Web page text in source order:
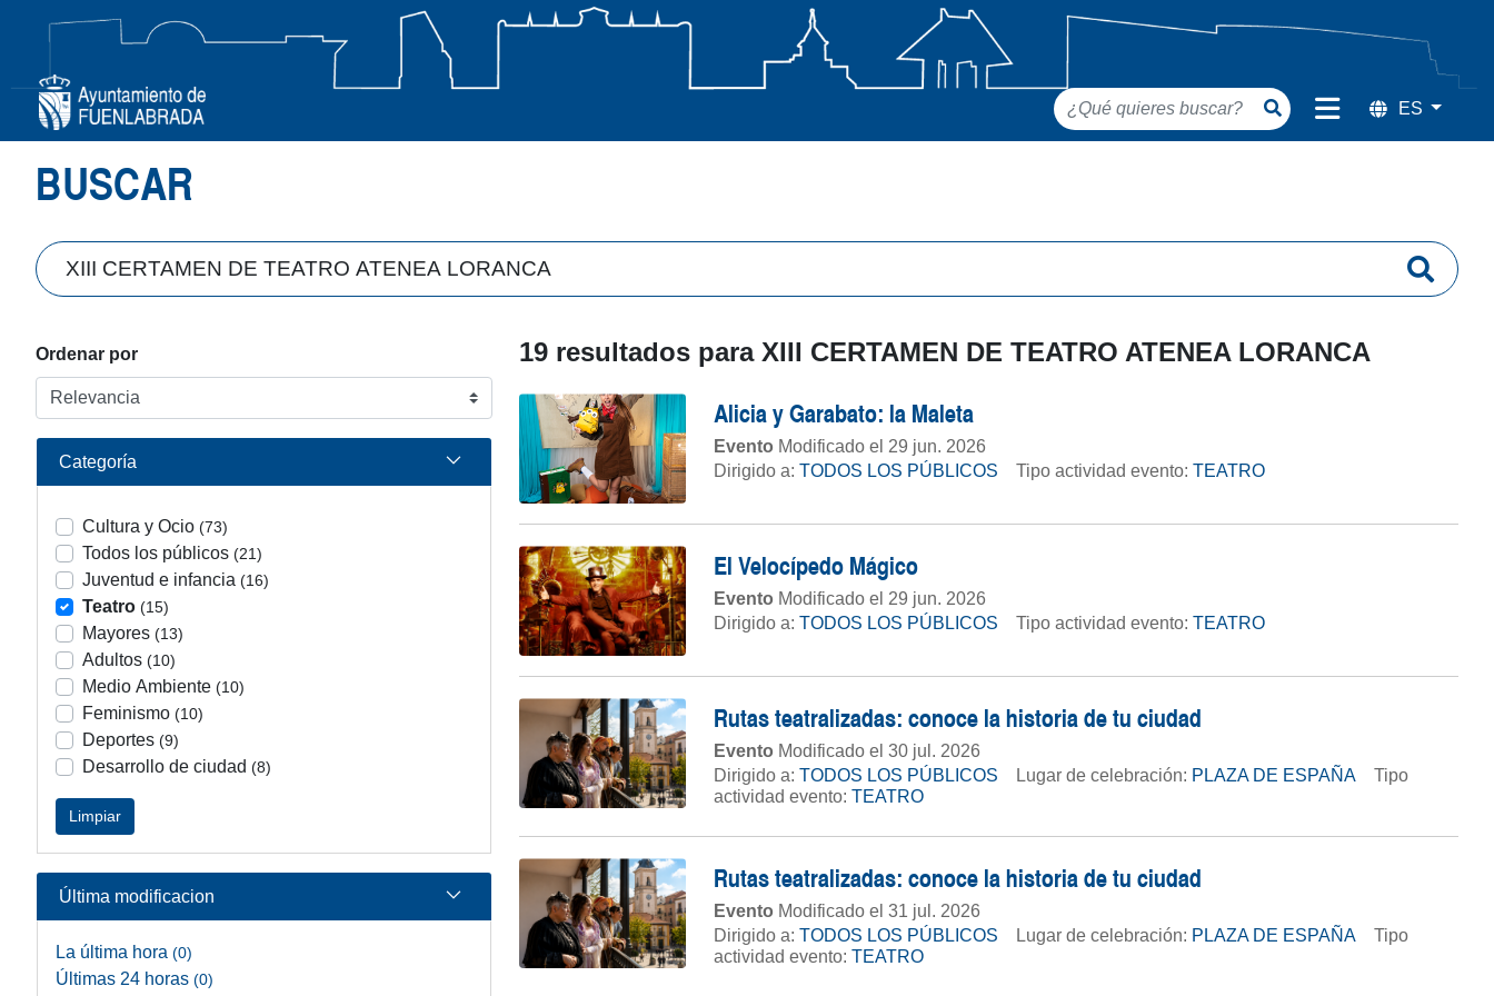
Búsqueda
BUSCAR
Ordenar por
Categoría
Cultura y Ocio (73)
Todos los públicos (21)
Juventud e infancia (16)
Teatro (15)
Mayores (13)
Adultos (10)
Medio Ambiente (10)
Feminismo (10)
Deportes (9)
Desarrollo de ciudad (8)
Limpiar
Última modificacion
La última hora (0)
Últimas 24 horas (0)
19 resultados para XIII CERTAMEN DE TEATRO ATENEA LORANCA
Alicia y Garabato: la Maleta
Evento Modificado el 29 jun. 2026
Dirigido a: TODOS LOS PÚBLICOS Tipo actividad evento: TEATRO
El Velocípedo Mágico
Evento Modificado el 29 jun. 2026
Dirigido a: TODOS LOS PÚBLICOS Tipo actividad evento: TEATRO
Rutas teatralizadas: conoce la historia de tu ciudad
Evento Modificado el 30 jul. 2026
Dirigido a: TODOS LOS PÚBLICOS Lugar de celebración: PLAZA DE ESPAÑA
Tipo
actividad evento: TEATRO
Rutas teatralizadas: conoce la historia de tu ciudad
Evento Modificado el 31 jul. 2026
Dirigido a: TODOS LOS PÚBLICOS Lugar de celebración: PLAZA DE ESPAÑA
Tipo
actividad evento: TEATRO